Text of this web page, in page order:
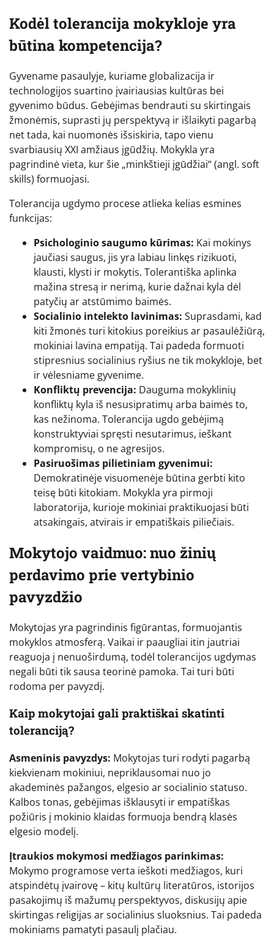
Kodėl tolerancija mokykloje yra
būtina kompetencija?
Gyvename pasaulyje, kuriame globalizacija ir
technologijos suartino įvairiausias kultūras bei
gyvenimo būdus. Gebėjimas bendrauti su skirtingais
žmonėmis, suprasti jų perspektyvą ir išlaikyti pagarbą
net tada, kai nuomonės išsiskiria, tapo vienu
svarbiausių XXI amžiaus įgūdžių. Mokykla yra
pagrindinė vieta, kur šie „minkštieji įgūdžiai“ (angl. soft
skills) formuojasi.
Tolerancija ugdymo procese atlieka kelias esmines
funkcijas:
Psichologinio saugumo kūrimas: Kai mokinys
jaučiasi saugus, jis yra labiau linkęs rizikuoti,
klausti, klysti ir mokytis. Tolerantiška aplinka
mažina stresą ir nerimą, kurie dažnai kyla dėl
patyčių ar atstūmimo baimės.
Socialinio intelekto lavinimas: Suprasdami, kad
kiti žmonės turi kitokius poreikius ar pasaulėžiūrą,
mokiniai lavina empatiją. Tai padeda formuoti
stipresnius socialinius ryšius ne tik mokykloje, bet
ir vėlesniame gyvenime.
Konfliktų prevencija: Dauguma mokyklinių
konfliktų kyla iš nesusipratimų arba baimės to,
kas nežinoma. Tolerancija ugdo gebėjimą
konstruktyviai spręsti nesutarimus, ieškant
kompromisų, o ne agresijos.
Pasiruošimas pilietiniam gyvenimui:
Demokratinėje visuomenėje būtina gerbti kito
teisę būti kitokiam. Mokykla yra pirmoji
laboratorija, kurioje mokiniai praktikuojasi būti
atsakingais, atvirais ir empatiškais piliečiais.
Mokytojo vaidmuo: nuo žinių
perdavimo prie vertybinio
pavyzdžio
Mokytojas yra pagrindinis figūrantas, formuojantis
mokyklos atmosferą. Vaikai ir paaugliai itin jautriai
reaguoja į nenuoširdumą, todėl tolerancijos ugdymas
negali būti tik sausa teorinė pamoka. Tai turi būti
rodoma per pavyzdį.
Kaip mokytojai gali praktiškai skatinti
toleranciją?
Asmeninis pavyzdys: Mokytojas turi rodyti pagarbą
kiekvienam mokiniui, nepriklausomai nuo jo
akademinės pažangos, elgesio ar socialinio statuso.
Kalbos tonas, gebėjimas išklausyti ir empatiškas
požiūris į mokinio klaidas formuoja bendrą klasės
elgesio modelį.
Įtraukios mokymosi medžiagos parinkimas:
Mokymo programose verta ieškoti medžiagos, kuri
atspindėtų įvairovę – kitų kultūrų literatūros, istorijos
pasakojimų iš mažumų perspektyvos, diskusijų apie
skirtingas religijas ar socialinius sluoksnius. Tai padeda
mokiniams pamatyti pasaulį plačiau.